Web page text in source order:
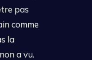
pas
comme
la
a vu.